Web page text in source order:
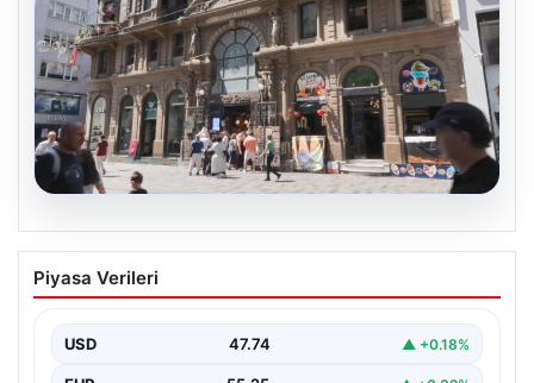
08.08.2026
Çiçek Pasajı’nda tartışma yaratan
görüntü
Tartışma Yarattı”, “content”: “ İstanbul’un tarihi
dokusunu yansıtan…
Piyasa Verileri
USD 47.74 ▲ +0.18%